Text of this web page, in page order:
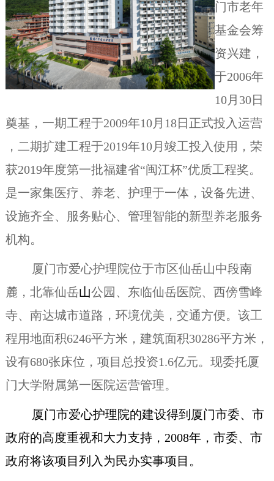
门市老年
基金会筹
资兴建，
于2006年
10月30日
奠基，一期工程于2009年10月18日正式投入运营
，二期扩建工程于2019年10月竣工投入使用，荣
获2019年度第一批福建省“闽江杯”优质工程奖。
是一家集医疗、养老、护理于一体，设备先进、
设施齐全、服务贴心、管理智能的新型养老服务
机构。
厦门市爱心护理院位于市区仙岳山中段南
麓，北靠仙岳山公园、东临仙岳医院、西傍雪峰
寺、南达城市道路，环境优美，交通方便。该工
程用地面积6246平方米，建筑面积30286平方米，
设有680张床位，项目总投资1.6亿元。现委托厦
门大学附属第一医院运营管理。
厦门市爱心护理院的建设得到厦门市委、市
政府的高度重视和大力支持，2008年，市委、市
政府将该项目列入为民办实事项目。